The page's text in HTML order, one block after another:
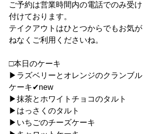
ご予約は営業時間内の電話でのみ受け
付けております。
テイクアウトはひとつからでもお気が
ねなくご利用くださいね。
□本日のケーキ
▶︎ラズベリーとオレンジのクランブル
ケーキ✔︎new
▶︎抹茶とホワイトチョコのタルト
▶︎はっさくのタルト
▶︎いちごのチーズケーキ